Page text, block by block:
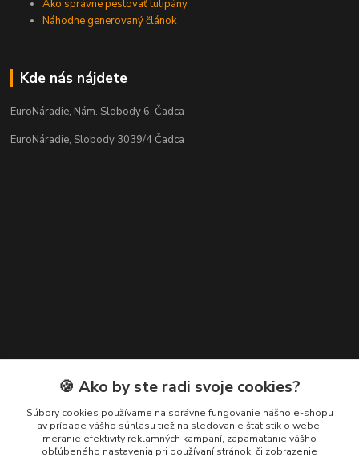
Ako správne pestovať tulipány
Náhodne generovaný článok
Kde nás nájdete
EuroNáradie, Nám. Slobody 6, Čadca
EuroNáradie, Slobody 3039/4 Čadca
Kontakty
Zákaznícka podpora EuroNáradie
+421 911 629 846
(Po-Pia, 8-16 hod.)
🍪 Ako by ste radi svoje cookies?
Súbory cookies používame na správne fungovanie nášho e-shopu
av prípade vášho súhlasu tiež na sledovanie štatistík o webe,
meranie efektivity reklamných kampaní, zapamätanie vášho
obľúbeného nastavenia pri používaní stránok, či zobrazenie